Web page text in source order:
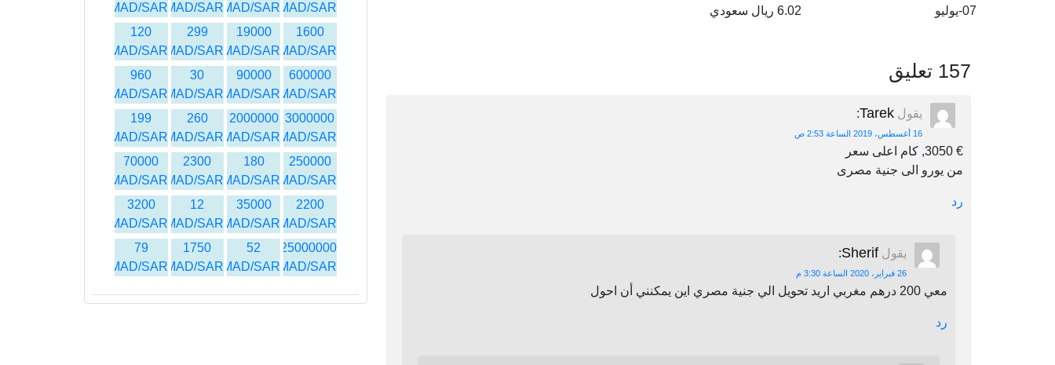
07-يوليو
6.02 ريال سعودي
157 تعليق
يقول Tarek
:
16 أغسطس، 2019 الساعة 2:53 ص
€ 3050, كام اعلى سعر
من يورو الى جنية مصرى
رد
يقول Sherif
:
26 فبراير، 2020 الساعة 3:30 م
معي 200 درهم مغربي اريد تحويل الي جنية مصري اين يمكنني أن احول
رد
MAD/SAR
MAD/SAR
MAD/SAR
MAD/SAR
1600
MAD/SAR
19000
MAD/SAR
299
MAD/SAR
120
MAD/SAR
600000
MAD/SAR
90000
MAD/SAR
30
MAD/SAR
960
MAD/SAR
3000000
MAD/SAR
2000000
MAD/SAR
260
MAD/SAR
199
MAD/SAR
250000
MAD/SAR
180
MAD/SAR
2300
MAD/SAR
70000
MAD/SAR
2200
MAD/SAR
35000
MAD/SAR
12
MAD/SAR
3200
MAD/SAR
25000000
MAD/SAR
52
MAD/SAR
1750
MAD/SAR
79
MAD/SAR